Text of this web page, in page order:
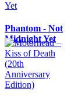
Phantom - Not
Midnight Yet